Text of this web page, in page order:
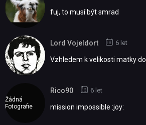
fuj, to musí být smrad
Lord Vojeldort 6 let
Vzhledem k velikosti matky
Žádná
Fotografie
Rico90 6 let
mission impossible :joy: